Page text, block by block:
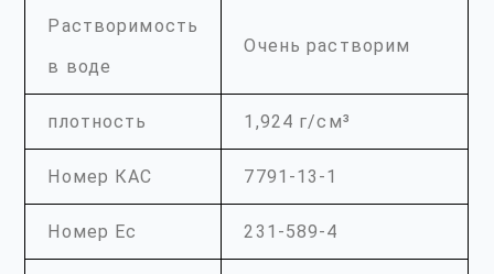
Растворимость
в воде
Очень растворим
плотность 1,924 г/см³
Номер КАС 7791-13-1
Номер Ec 231-589-4